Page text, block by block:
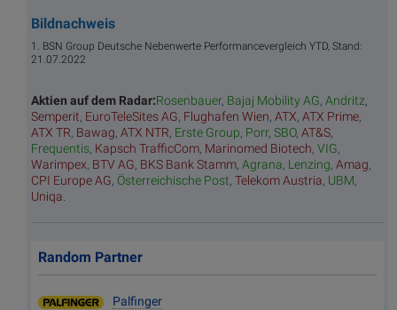
Bildnachweis
1. BSN Group Deutsche Nebenwerte Performancevergleich YTD, Stand:
21.07.2022
Aktien auf dem Radar:Rosenbauer, Bajaj Mobility AG, Andritz,
Semperit, EuroTeleSites AG, Flughafen Wien, ATX, ATX Prime,
ATX TR, Bawag, ATX NTR, Erste Group, Porr, SBO, AT&S,
Frequentis, Kapsch TrafficCom, Marinomed Biotech, VIG,
Warimpex, BTV AG, BKS Bank Stamm, Agrana, Lenzing, Amag,
CPI Europe AG, Österreichische Post, Telekom Austria, UBM,
Uniqa
Random Partner
Palfinger